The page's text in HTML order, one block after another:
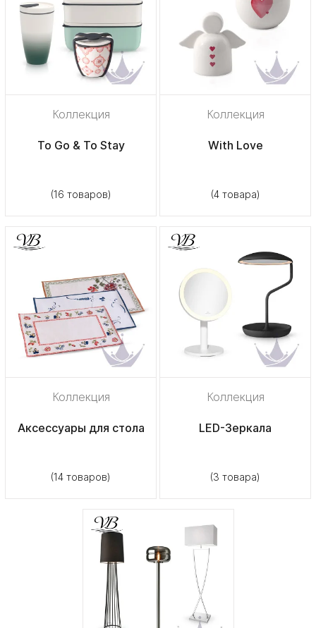
Коллекция
To Go & To Stay
(16 товаров)
Коллекция
With Love
(4 товара)
Коллекция
Аксессуары для стола
(14 товаров)
Коллекция
LED-Зеркала
(3 товара)